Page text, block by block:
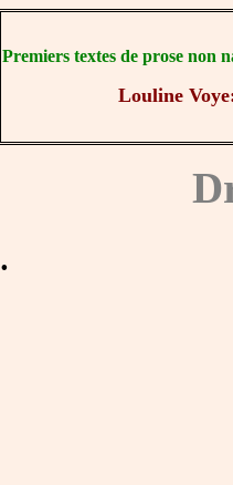
Premiers textes de prose non
Louline
.